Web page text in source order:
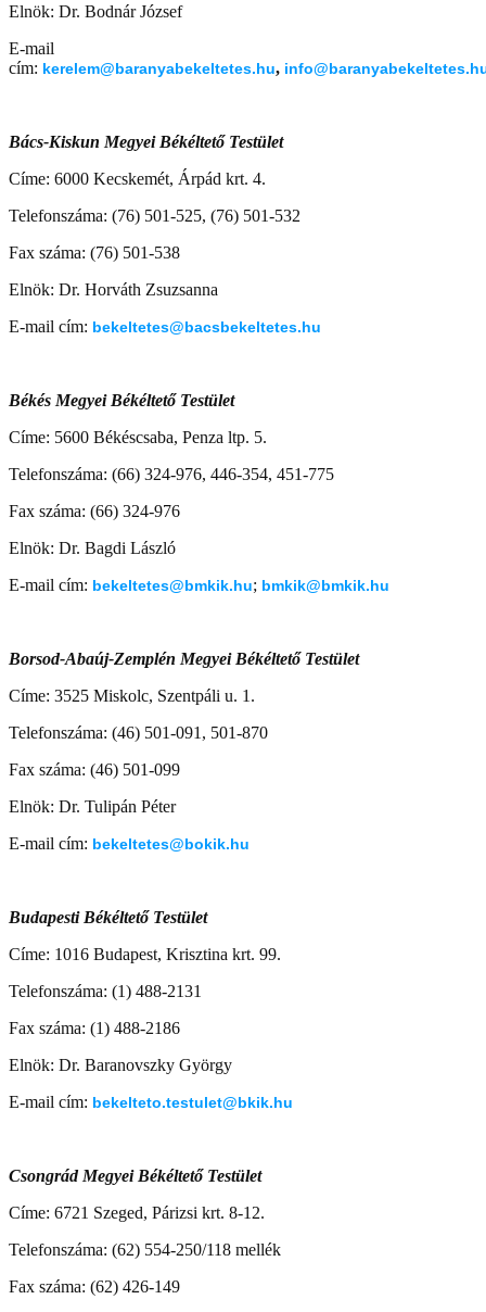
Elnök: Dr. Bodnár József
E-mail
cím: kerelem@baranyabekeltetes.hu,
Bács-Kiskun Megyei Békéltető Testület
Címe: 6000 Kecskemét, Árpád krt. 4.
Telefonszáma: (76) 501-525, (76) 501-532
Fax száma: (76) 501-538
Elnök: Dr. Horváth Zsuzsanna
E-mail cím: bekeltetes@bacsbekeltetes.hu
Békés Megyei Békéltető Testület
Címe: 5600 Békéscsaba, Penza ltp. 5.
Telefonszáma: (66) 324-976, 446-354, 451-775
Fax száma: (66) 324-976
Elnök: Dr. Bagdi László
E-mail cím: bekeltetes@bmkik.hu; bmkik@bmkik.hu
Borsod-Abaúj-Zemplén Megyei Békéltető Testület
Címe: 3525 Miskolc, Szentpáli u. 1.
Telefonszáma: (46) 501-091, 501-870
Fax száma: (46) 501-099
Elnök: Dr. Tulipán Péter
E-mail cím: bekeltetes@bokik.hu
Budapesti Békéltető Testület
Címe: 1016 Budapest, Krisztina krt. 99.
Telefonszáma: (1) 488-2131
Fax száma: (1) 488-2186
Elnök: Dr. Baranovszky György
E-mail cím: bekelteto.testulet@bkik.hu
Csongrád Megyei Békéltető Testület
Címe: 6721 Szeged, Párizsi krt. 8-12.
Telefonszáma: (62) 554-250/118 mellék
Fax száma: (62) 426-149